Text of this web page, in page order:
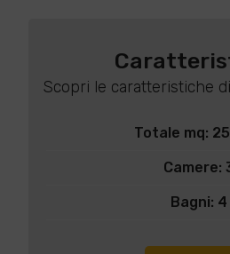
Scopri le caratteristiche
Totale mq:
Camere:
Bagni: 4